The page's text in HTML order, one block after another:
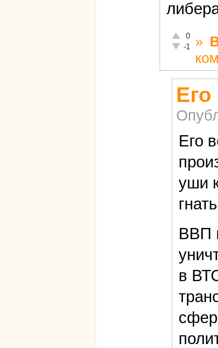
Отлично!
0
Неадекватно!
-1 »
Его
уши
ВВП
в